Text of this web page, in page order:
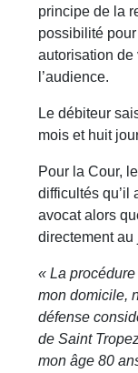
principe de la
possibilité
autorisation de
l’audience.
Le débiteur
mois et huit
Pour la Cour,
difficultés qu’il
avocat alors
directement au
« La
mon domicile,
défense
de Saint
mon âge 80